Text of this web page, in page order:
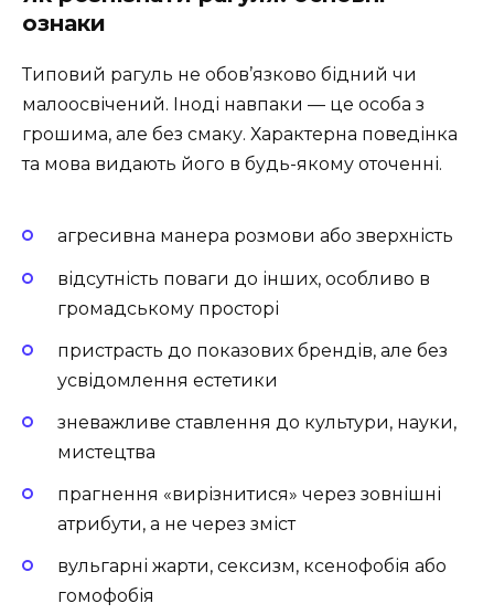
ознаки
Типовий рагуль не обов’язково бідний чи
малоосвічений. Іноді навпаки — це особа з
грошима, але без смаку. Характерна поведінка
та мова видають його в будь-якому оточенні.
агресивна манера розмови або зверхність
відсутність поваги до інших, особливо в
громадському просторі
пристрасть до показових брендів, але без
усвідомлення естетики
зневажливе ставлення до культури, науки,
мистецтва
прагнення «вирізнитися» через зовнішні
атрибути, а не через зміст
вульгарні жарти, сексизм, ксенофобія або
гомофобія